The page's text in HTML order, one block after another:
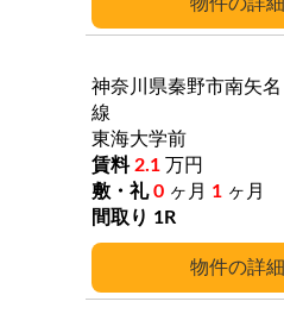
詳細
神奈川県秦野市南矢名
線
東海大学前
2.1 万円
0 ヶ月 1 ヶ月
1R